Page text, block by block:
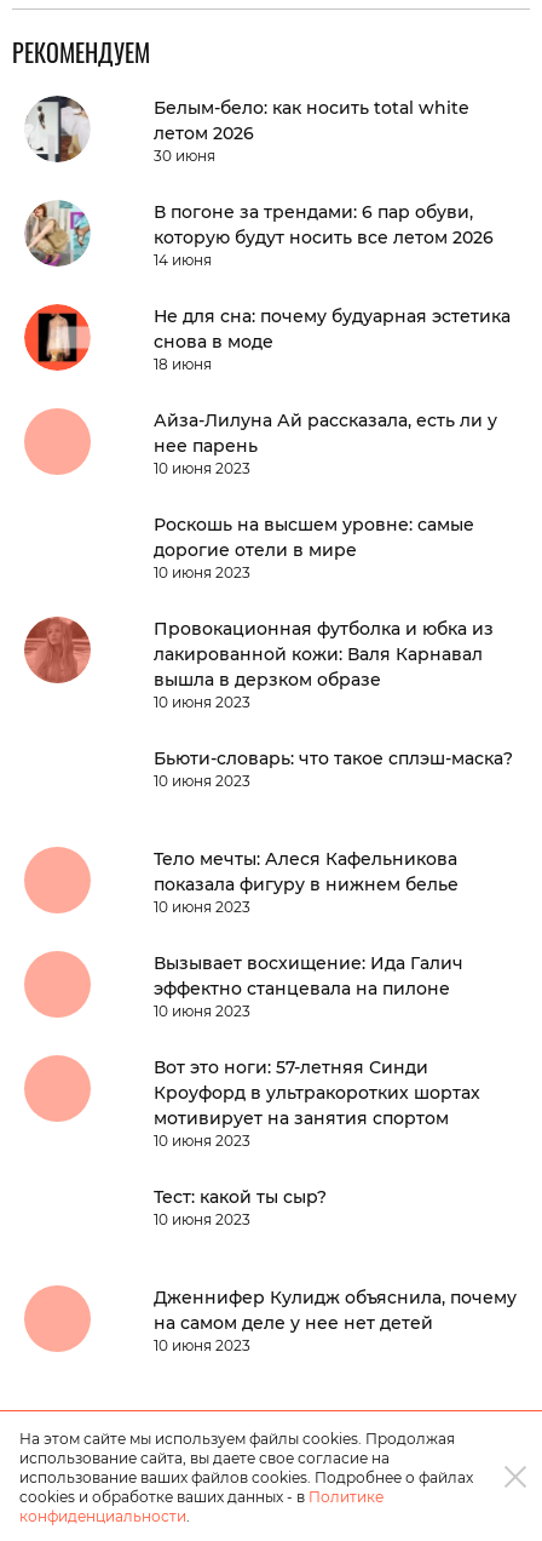
РЕКОМЕНДУЕМ
Белым-бело: как носить total white
летом 2026
30 июня
В погоне за трендами: 6 пар обуви,
которую будут носить все летом 2026
14 июня
Не для сна: почему будуарная эстетика
снова в моде
18 июня
Айза-Лилуна Ай рассказала, есть ли у
нее парень
10 июня 2023
Роскошь на высшем уровне: самые
дорогие отели в мире
10 июня 2023
Провокационная футболка и юбка из
лакированной кожи: Валя Карнавал
вышла в дерзком образе
10 июня 2023
Бьюти-словарь: что такое сплэш-маска?
10 июня 2023
Тело мечты: Алеся Кафельникова
показала фигуру в нижнем белье
10 июня 2023
Вызывает восхищение: Ида Галич
эффектно станцевала на пилоне
10 июня 2023
Вот это ноги: 57-летняя Синди
Кроуфорд в ультракоротких шортах
мотивирует на занятия спортом
10 июня 2023
Тест: какой ты сыр?
10 июня 2023
Дженнифер Кулидж объяснила, почему
на самом деле у нее нет детей
10 июня 2023
На этом сайте мы используем файлы cookies. Продолжая
использование сайта, вы даете свое согласие на
использование ваших файлов cookies. Подробнее о файлах
cookies и обработке ваших данных - в Политике
конфиденциальности.